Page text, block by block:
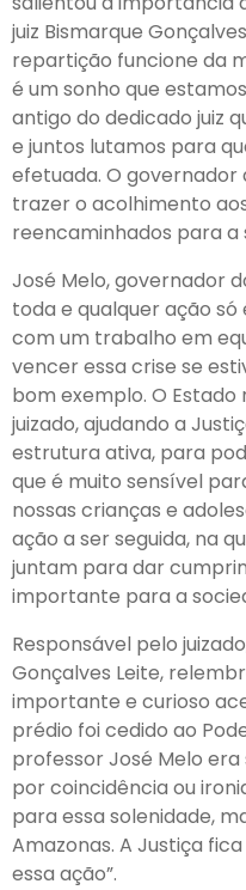
juiz Bismarque
repartição funcione da
é um sonho que
antigo do dedicado juiz
e juntos lutamos para
efetuada. O governador
trazer o acolhimento
reencaminhados para a
José Melo, governador
toda e qualquer ação
com um trabalho em
vencer essa crise se
bom exemplo. O
juizado, ajudando a
estrutura ativa, para
que é muito sensível
nossas crianças e
ação a ser seguida, na
juntam para dar
importante para a
Responsável pelo
Gonçalves Leite,
importante e curioso
prédio foi cedido ao
professor José Melo
por coincidência ou
para essa solenidade,
Amazonas. A Justiça
essa ação”.